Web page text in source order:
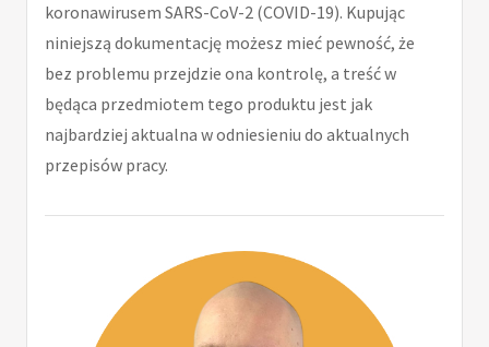
koronawirusem SARS-CoV-2 (COVID-19). Kupując
niniejszą dokumentację możesz mieć pewność, że
bez problemu przejdzie ona kontrolę, a treść w
będąca przedmiotem tego produktu jest jak
najbardziej aktualna w odniesieniu do aktualnych
przepisów pracy.